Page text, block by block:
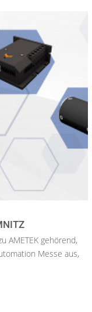
AMETEK gehörend,
Messe aus,